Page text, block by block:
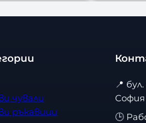
чували
ръкавици
📍
София
🕒